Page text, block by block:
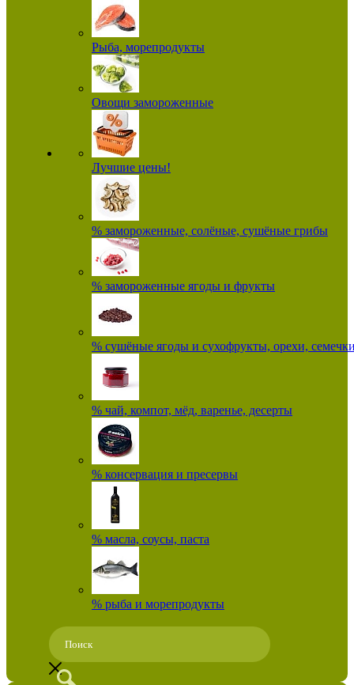
Рыба, морепродукты
Овощи замороженные
Лучшие цены!
% замороженные, солёные, сушёные грибы
% замороженные ягоды и фрукты
% сушёные ягоды и сухофрукты, орехи,
% чай, компот, мёд, варенье, десерты
% консервация и пресервы
% масла, соусы, паста
% рыба и морепродукты